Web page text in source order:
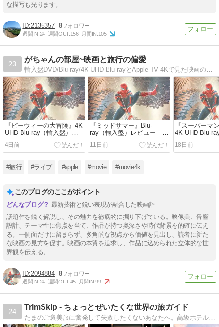
な描写も光ります。
2135357 8
週間IN:24 週間OUT:156 月間IN:105
23
がちゃんの部屋~映画と旅行の偏愛
輸入盤DVD/Blu-ray/4K UHD Blu-rayとApple TV 4Kで見た映画のレビューと、国内、海外で体験した旅行記、佐野元春をはじめとするライブレポート
『ピーウィーの大冒険』4K
UHD Blu-ray（輸入盤）レ
ビュー｜盗まれた自転車を
追って全米横断。ティム・
奇想天外なロードムービー
【Dolby Vision / dts-HD
4日前
『ミッドサマー』Blu-
ray（輸入盤）レビュー｜太
陽が沈まない村で、喪失し
た女性が新たな“家族”を得
HD MA】
11日前
『スーパーマ
4K UHD Blu-
レビュー｜傷
がらも人間を
18日前
#旅行 #ライブ #apple #movie #movie4k
このブログのここがポイント
最新技術と鋭い表現が融合した映画評
話題作を鋭く解説し、その魅力を徹底的に掘り下げている。映像美、音響
設計、テーマ性に焦点を当て、作品が持つ奥深さや時代背景を的確に伝え
る。一側面だけに留まらず、多角的な視点から価値を見出し、読者に新た
な映画の見方を促す。映画の本質を追求し、作品に込められた立体的な世
界観を伝える。
2094884 8
週間IN:24 週間OUT:45 月間IN:99
24
TrimSkip - ちょっとぜいたくな世界の旅ガイド
たまのご褒美旅に奮発して失敗したくないあなたへ。高級ホテルや旅先でのリアルな体験を高品質な写真と共にご紹介します。非日常体験の参考にどうぞ。